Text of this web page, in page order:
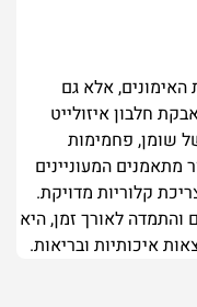
האימונים, אלא גם
חלבון איזולייט
שומן, פחמימות
מתאמנים המעוניינים
קלוריות מדויקת.
והתמדה לאורך זמן, היא
איכותיות ובריאות.